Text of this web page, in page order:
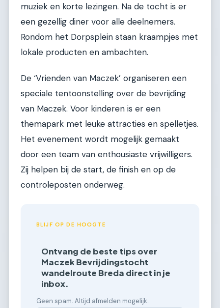
muziek en korte lezingen. Na de tocht is er
een gezellig diner voor alle deelnemers.
Rondom het Dorpsplein staan kraampjes met
lokale producten en ambachten.
De ‘Vrienden van Maczek’ organiseren een
speciale tentoonstelling over de bevrijding
van Maczek. Voor kinderen is er een
themapark met leuke attracties en spelletjes.
Het evenement wordt mogelijk gemaakt
door een team van enthousiaste vrijwilligers.
Zij helpen bij de start, de finish en op de
controleposten onderweg.
BLIJF OP DE HOOGTE
Ontvang de beste tips over
Maczek Bevrijdingstocht
wandelroute Breda direct in je
inbox.
Geen spam. Altijd afmelden mogelijk.